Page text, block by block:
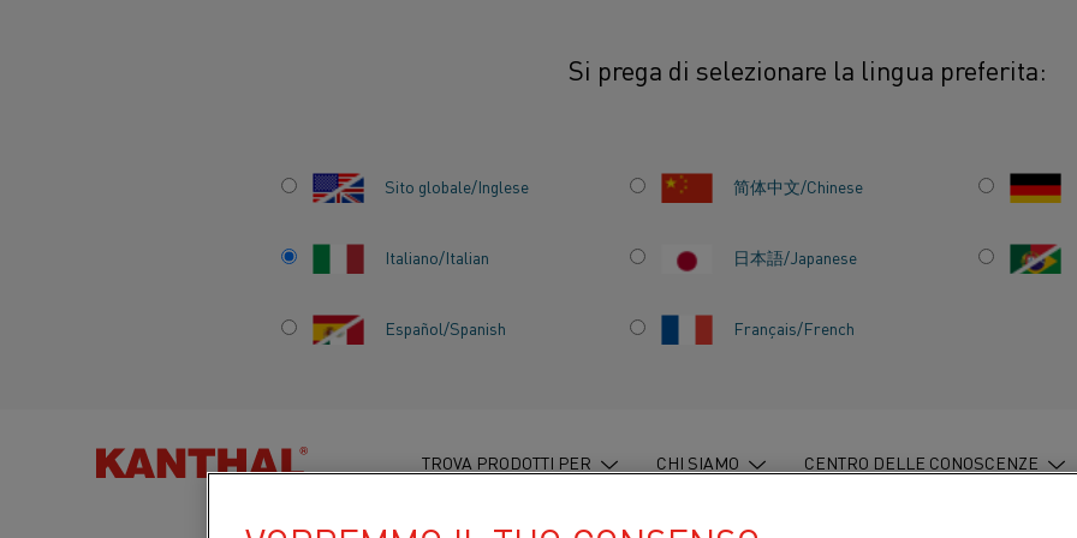
Si prega di selezionare la lingua preferita:
Sito globale/Inglese 简体中文/Chinese
Italiano/Italian 日本語/Japanese
Español/Spanish Français/French
TROVA PRODOTTI PER CHI SIAMO CENTRO DELLE CONOSCENZE
Prodotti per forni industriali
TUBI RADIANTI
nichel-cromo (NiCr)
I tubi per forni